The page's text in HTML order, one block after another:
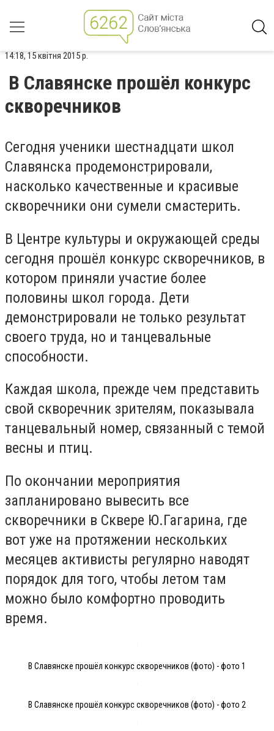
14:18, 15 квітня 2015 р.
В Славянске прошёл конкурс
скворечников
Сегодня ученики шестнадцати школ
Славянска продемонстрировали,
насколько качественные и красивые
скворечники они сумели смастерить.
В Центре культуры и окружающей среды
сегодня прошёл конкурс скворечников, в
котором приняли участие более
половины школ города. Дети
демонстрировали не только результат
своего труда, но и танцевальные
способности.
Каждая школа, прежде чем представить
свой скворечник зрителям, показывала
танцевальный номер, связанный с темой
весны и птиц.
По окончании мероприятия
запланировано вывесить все
скворечники в Сквере Ю.Гагарина, где
вот уже на протяжении нескольких
месяцев активисты регулярно наводят
порядок для того, чтобы летом там
можно было комфортно проводить
время.
В Славянске прошёл конкурс скворечников (фото) - фото 1
В Славянске прошёл конкурс скворечников (фото) - фото 2